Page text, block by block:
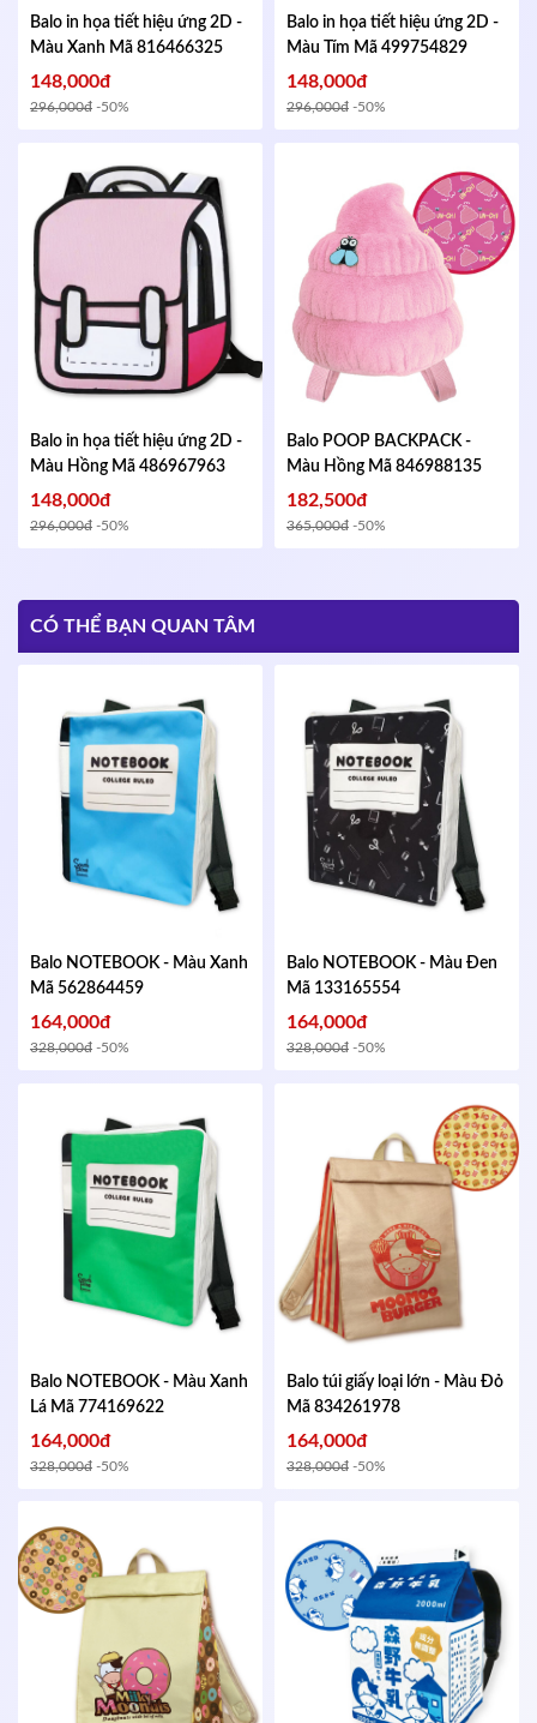
Balo in họa tiết hiệu ứng 2D -
Màu Xanh Mã 816466325
148,000đ
296,000đ -50%
Balo in họa tiết hiệu ứng 2D -
Màu Tím Mã 499754829
148,000đ
296,000đ -50%
Balo in họa tiết hiệu ứng 2D -
Màu Hồng Mã 486967963
148,000đ
296,000đ -50%
Balo POOP BACKPACK -
Màu Hồng Mã 846988135
182,500đ
365,000đ -50%
CÓ THỂ BẠN QUAN TÂM
Balo NOTEBOOK - Màu Xanh
Mã 562864459
164,000đ
328,000đ -50%
Balo NOTEBOOK - Màu Đen
Mã 133165554
164,000đ
328,000đ -50%
Balo NOTEBOOK - Màu Xanh
Lá Mã 774169622
164,000đ
328,000đ -50%
Balo túi giấy loại lớn - Màu Đỏ
Mã 834261978
164,000đ
328,000đ -50%